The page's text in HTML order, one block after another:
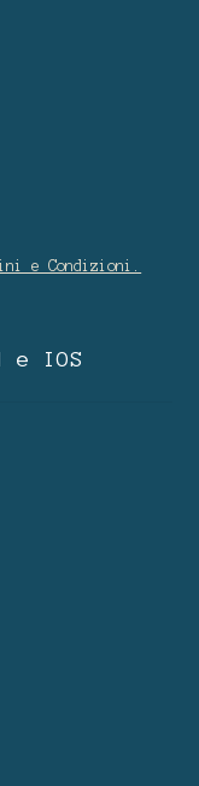
e Condizioni.
e IOS